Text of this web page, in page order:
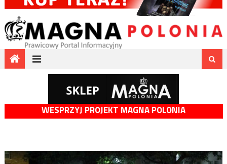
WESPRZYJ PROJEKT MAGNA POLONIA